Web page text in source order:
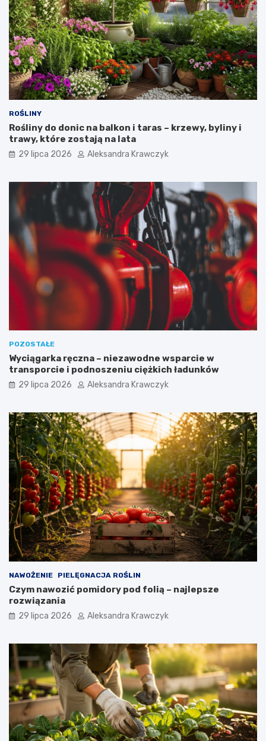
w
a
n
i
e
?
ROŚLINY
Rośliny do donic na balkon i taras – krzewy, byliny i
trawy, które zostają na lata
29 lipca 2026 Aleksandra Krawczyk
POZOSTAŁE
Wyciągarka ręczna – niezawodne wsparcie w
transporcie i podnoszeniu ciężkich ładunków
29 lipca 2026 Aleksandra Krawczyk
NAWOŻENIE PIELĘGNACJA ROŚLIN
Czym nawozić pomidory pod folią – najlepsze
rozwiązania
29 lipca 2026 Aleksandra Krawczyk